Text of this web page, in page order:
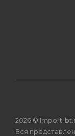
2026 © Import-
Вся